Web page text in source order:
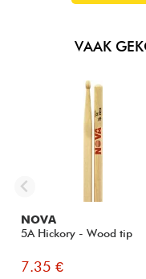
VAAK
NOVA
5A Hickory - Wood tip
7.35 €